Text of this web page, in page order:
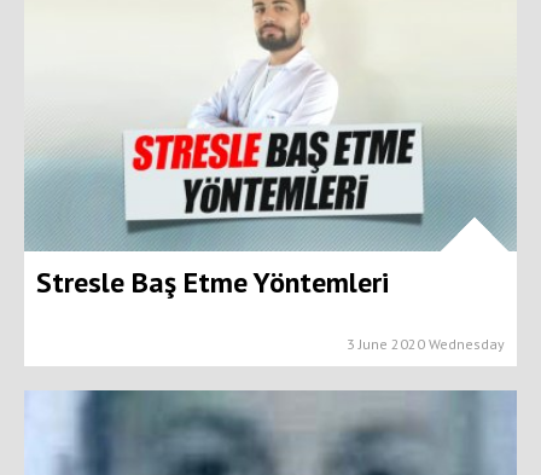
Stresle Baş Etme Yöntemleri
3 June 2020 Wednesday